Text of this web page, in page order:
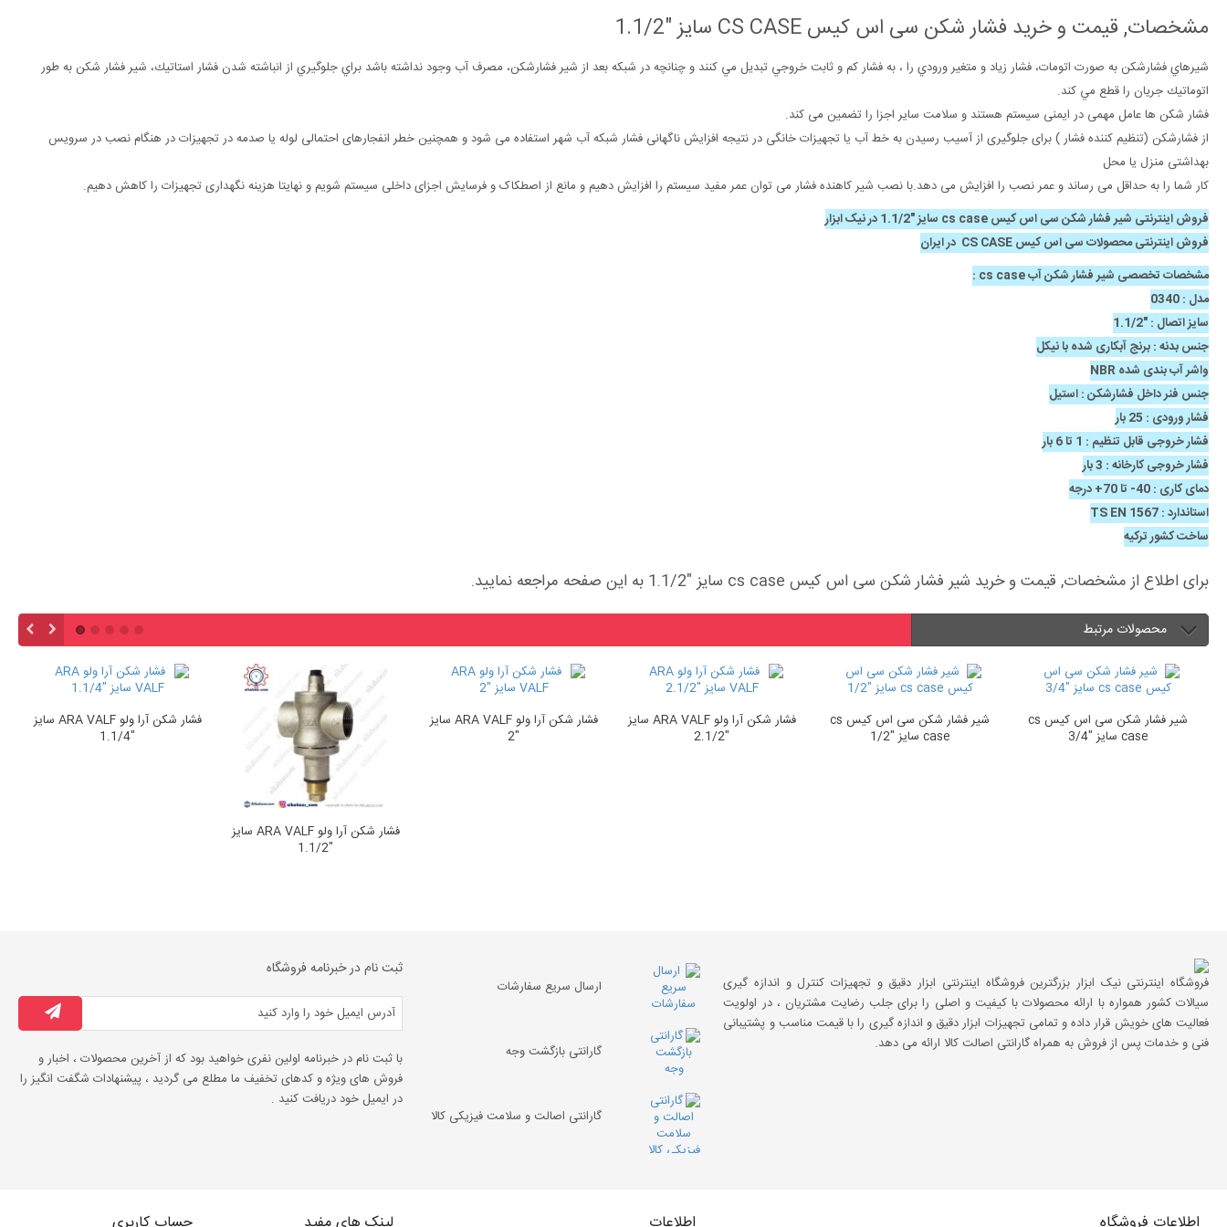
مشخصات, قیمت و خرید فشار شکن سی اس کیس CS CASE سایز "1.1/2
شيرهاي فشارشكن به صورت اتومات، فشار زياد و متغير ورودي را ، به فشار كم و ثابت خروجي تبديل مي كنند و چنانچه در شبكه بعد از شير فشارشكن، مصرف آب وجود نداشته باشد براي جلوگيري از انباشته شدن فشار استاتيك، شير فشار شكن به طور
اتوماتيك جريان را قطع مي كند.
فشار شکن ها عامل مهمی در ایمنی سیستم هستند و سلامت سایر اجزا را تضمین می کند.
از فشارشکن (تنظیم کننده فشار ) برای جلوگیری از آسیب رسیدن به خط آب یا تجهیزات خانگی در نتیجه افزایش ناگهانی فشار شبکه آب شهر استفاده می شود و همچنین خطر انفجارهای احتمالی لوله یا صدمه در تجهیزات در هنگام نصب در سرویس
بهداشتی منزل یا محل
کار شما را به حداقل می رساند و عمر نصب را افزایش می دهد.با نصب شیر کاهنده فشار می توان عمر مفید سیستم را افزایش دهیم و مانع از اصطکاک و فرسایش اجزای داخلی سیستم شویم و نهایتا هزینه نگهداری تجهیزات را کاهش دهیم.
فروش اینترنتی شیر فشار شکن سی اس کیس cs case سایز "1.1/2 در نیک ابزار
فروش اینترنتی محصولات سی اس کیس CS CASE در ایران
مشخصات تخصصی شیر فشار شکن آب cs case :
مدل : 0340
سایز اتصال : "1.1/2
جنس بدنه : برنج آبکاری شده با نیکل
واشر آب بندی شده NBR
جنس فنر داخل فشارشکن : استیل
فشار ورودی : 25 بار
فشار خروجی قابل تنظیم : 1 تا 6 بار
فشار خروجی کارخانه : 3 بار
دمای کاری : 40- تا 70+ درجه
استاندارد : TS EN 1567
ساخت کشور ترکیه
برای اطلاع از مشخصات, قیمت و خرید شیر فشار شکن سی اس کیس cs case سایز "1.1/2 به این صفحه مراجعه نمایید.
محصولات مرتبط
فشار شکن آرا ولو ARA VALF سایز
"1.1/4
فشار شکن آرا ولو ARA VALF سایز
"1.1/2
فشار شکن آرا ولو ARA VALF سایز
"2
فشار شکن آرا ولو ARA VALF سایز
"2.1/2
شیر فشار شکن سی اس کیس cs
case سایز "1/2
شیر فشار شکن سی اس کیس cs
case سایز "3/4
فروشگاه اینترنتی نیک ابزار بزرگترین فروشگاه اینترنتی ابزار دقیق و تجهیزات کنترل و اندازه گیری
سیالات کشور همواره با ارائه محصولات با کیفیت و اصلی را برای جلب رضایت مشتریان ، در اولویت
فعالیت های خویش قرار داده و تمامی تجهیزات ابزار دقیق و اندازه گیری را با قیمت مناسب و پشتیبانی
فنی و خدمات پس از فروش به همراه گارانتی اصالت کالا ارائه می دهد.
ارسال سریع سفارشات
گارانتی بازگشت وجه
گارانتی اصالت و سلامت فیزیکی کالا
ثبت نام در خبرنامه فروشگاه
با ثبت نام در خبرنامه اولین نفری خواهید بود که از آخرین محصولات ، اخبار و
فروش های ویژه و کدهای تخفیف ما مطلع می گردید ، پیشنهادات شگفت انگیز را
در ایمیل خود دریافت کنید .